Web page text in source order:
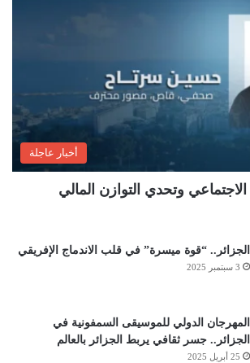
أخبار عاجلة
الاجتماعي وتحدي التوازن المالي
الجزائر.. “قوة ميسرة” في قلب الاندماج الإفريقي
3 سبتمبر 2025
المهرجان الدولي للموسيقى السمفونية في
الجزائر.. جسر ثقافي يربط الجزائر بالعالم
25 أبريل 2025